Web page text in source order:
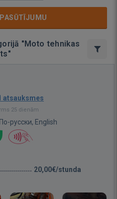
"Moto tehnikas
atsauksmes
25 dienām
русски, English
20,00€/stunda